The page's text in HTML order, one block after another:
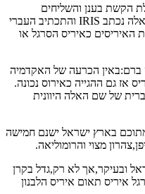
הקשת בענן והשליחים
האולימפיים מהמיתולוגיה היוונית. שם האלה נכתב IRIS והתכתיב העברי
האיריסים כאיריס הסרגל או
ברם:באין הכרעה של האקדמיה
אז גם ההגייה כאירוס נכונה.
של שם האלה היוונית
כוללת כ 200 מינים,מתוכם בארץ ישראל ישנם חמישה
מצוי והרומוליאה.
ובעיקר,אך לא רק,גדל בקרן
איריס תאום איריס הלבנון